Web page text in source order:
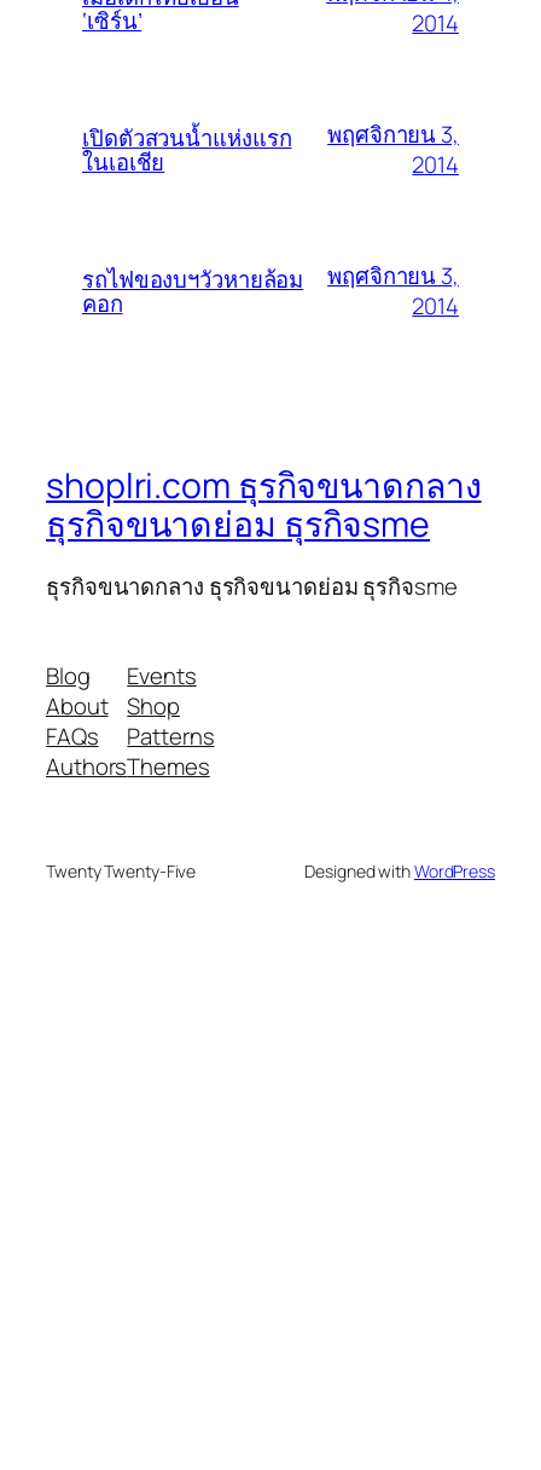
‘เซิร์น’
2014
เปิดตัวสวนน้ำแห่งแรก
ในเอเชีย
พฤศจิกายน 3,
2014
รถไฟของบฯวัวหายล้อม
คอก
พฤศจิกายน 3,
2014
shoplri.com ธุรกิจขนาดกลาง
ธุรกิจขนาดย่อม ธุรกิจsme
ธุรกิจขนาดกลาง ธุรกิจขนาดย่อม ธุรกิจsme
Blog
About
FAQs
Authors
Events
Shop
Patterns
Themes
Twenty Twenty-Five Designed withWordPress